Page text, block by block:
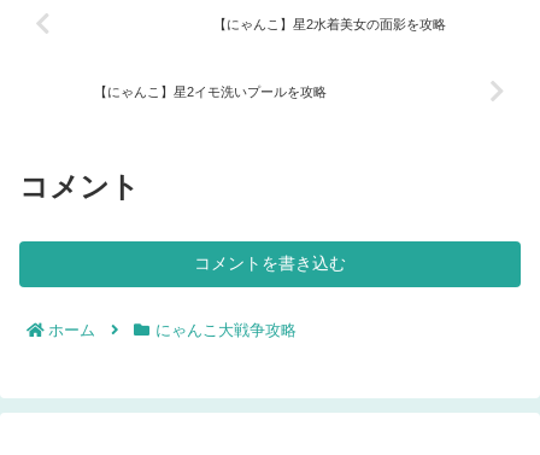
【にゃんこ】星2水着美女の面影を攻略
【にゃんこ】星2イモ洗いプールを攻略
コメント
コメントを書き込む
ホーム にゃんこ大戦争攻略